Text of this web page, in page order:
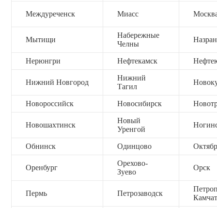
Междуреченск Миасс
Мытищи
Набережные
Челны
Нерюнгри Нефтекамск
Нижний Новгород
Нижний
Тагил
Новороссийск Новосибирск
Новошахтинск
Новый
Уренгой
Обнинск Одинцово
Оренбург
Орехово-
Зуево
Орск
Пермь Петрозаводск